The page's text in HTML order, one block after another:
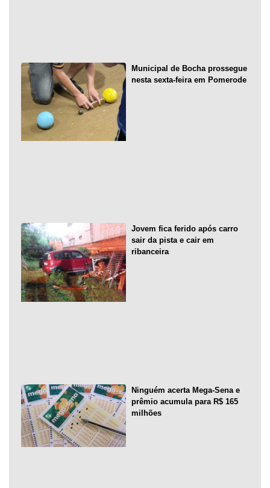
Municipal de Bocha prossegue
nesta sexta-feira em Pomerode
Jovem fica ferido após carro
sair da pista e cair em
ribanceira
Ninguém acerta Mega-Sena e
prêmio acumula para R$ 165
milhões